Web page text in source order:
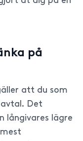
på
att du som
Det
långivares lägre